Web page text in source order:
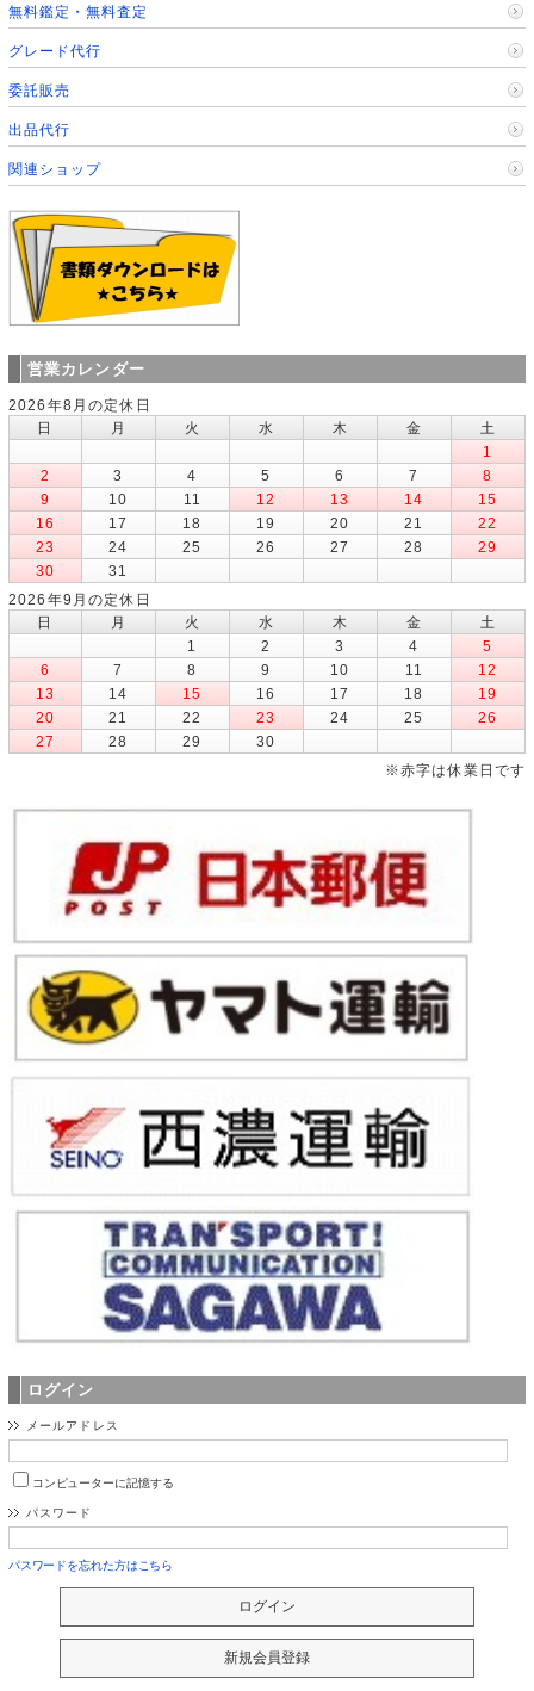
無料鑑定・無料査定
グレード代行
委託販売
出品代行
関連ショップ
営業カレンダー
2026年8月の定休日
日
月 火 水 木 金
土
1
2
3 4 5 6 7
8
9
10 11 12 13 14
15
16
17 18 19 20 21
22
23
24 25 26 27 28
29
30
31
2026年9月の定休日
日
月 火 水 木 金
土
1
2 3 4
5
6
7 8 9 10 11
12
13
14 15 16 17 18
19
20
21 22 23 24 25
26
27
28 29
30
※赤字は休業日です
ログイン
メールアドレス
コンピューターに記憶する
パスワード
パスワードを忘れた方はこちら